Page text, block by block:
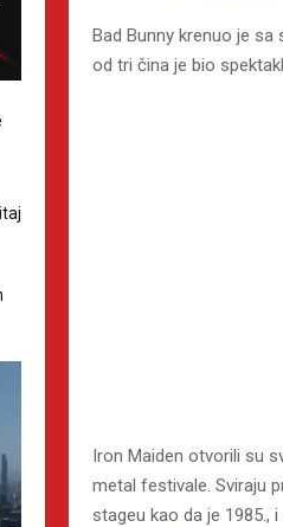
Bad Bunny krenuo je
od tri čina je bio
Iron Maiden otvorili su
metal festivale. Sviraju
stageu kao da je 1985.,